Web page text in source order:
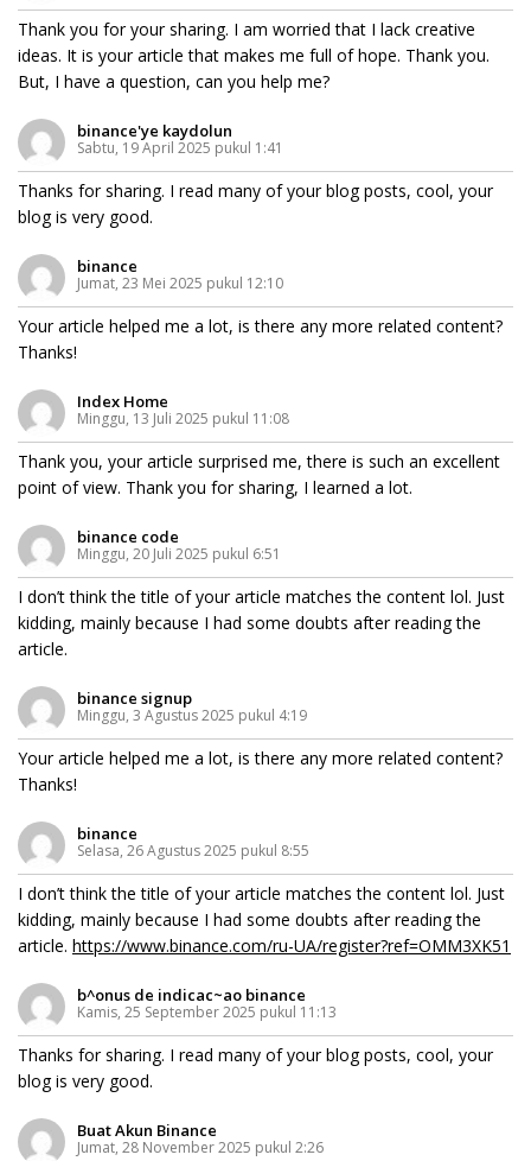
Thank you for your sharing. I am worried that I lack creative
ideas. It is your article that makes me full of hope. Thank you.
But, I have a question, can you help me?
binance'ye kaydolun
Sabtu, 19 April 2025 pukul 1:41
Thanks for sharing. I read many of your blog posts, cool, your
blog is very good.
binance
Jumat, 23 Mei 2025 pukul 12:10
Your article helped me a lot, is there any more related content?
Thanks!
Index Home
Minggu, 13 Juli 2025 pukul 11:08
Thank you, your article surprised me, there is such an excellent
point of view. Thank you for sharing, I learned a lot.
binance code
Minggu, 20 Juli 2025 pukul 6:51
I don’t think the title of your article matches the content lol. Just
kidding, mainly because I had some doubts after reading the
article.
binance signup
Minggu, 3 Agustus 2025 pukul 4:19
Your article helped me a lot, is there any more related content?
Thanks!
binance
Selasa, 26 Agustus 2025 pukul 8:55
I don’t think the title of your article matches the content lol. Just
kidding, mainly because I had some doubts after reading the
article. https://www.binance.com/ru-UA/register?ref=OMM3XK51
b^onus de indicac~ao binance
Kamis, 25 September 2025 pukul 11:13
Thanks for sharing. I read many of your blog posts, cool, your
blog is very good.
Buat Akun Binance
Jumat, 28 November 2025 pukul 2:26